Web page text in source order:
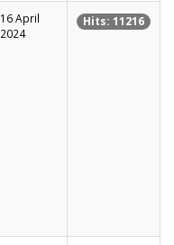
16 April
2024
Hits: 11216